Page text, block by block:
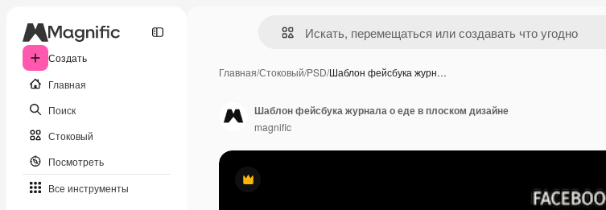
Создать
Главная
Поиск
Стоковый
Посмотреть
Все инструменты
Главная/Стоковый/PSD/Шаблон фейсбука журн…
Премиум
Шаблон фейсбука журнала о еде в плоском дизайне
magnific